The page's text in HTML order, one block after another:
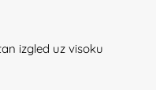
izgled uz visoku